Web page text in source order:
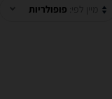
מיין לפי: פופולריות